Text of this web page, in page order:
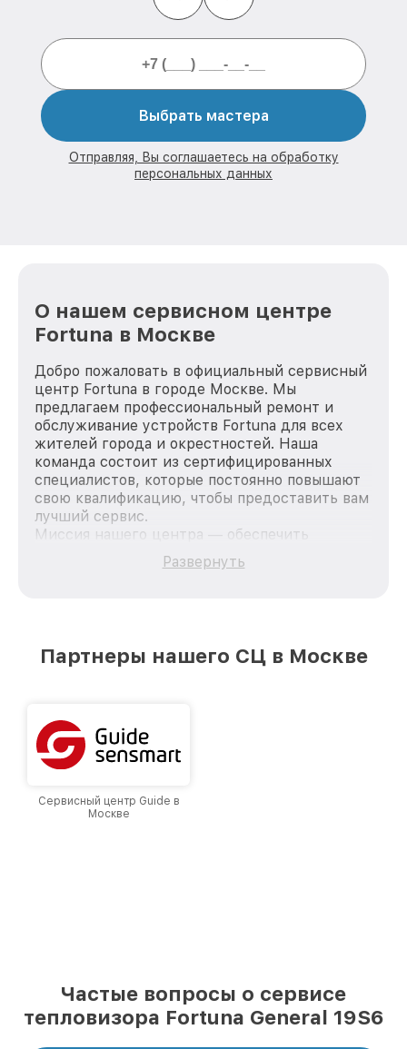
Выбрать мастера
Отправляя, Вы соглашаетесь на обработку
персональных данных
О нашем сервисном центре
Fortuna в Москве
Добро пожаловать в официальный сервисный
центр Fortuna в городе Москве. Мы
предлагаем профессиональный ремонт и
обслуживание устройств Fortuna для всех
жителей города и окрестностей. Наша
команда состоит из сертифицированных
специалистов, которые постоянно повышают
свою квалификацию, чтобы предоставить вам
лучший сервис.
Миссия нашего центра — обеспечить
качественный и доступный ремонт для
каждого пользователя продукции Fortuna, вне
лучшим сервисным центром Fortuna в городе
Развернуть
Партнеры нашего СЦ в Москве
Сервисный центр Guide в
Москве
Частые вопросы о сервисе
тепловизора Fortuna General 19S6